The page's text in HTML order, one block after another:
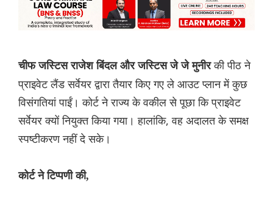
चीफ जस्टिस राजेश बिंदल और जस्टिस जे जे मुनीरकी पीठ ने
प्राइवेट लैंड सर्वेयर द्वारा तैयार किए गए ले आउट प्लान में कुछ
विसंगतियां पाईं। कोर्ट ने राज्य के वकील से पूछा कि प्राइवेट
सर्वेयर क्यों नियुक्त किया गया। हालांकि, वह अदालत के समक्ष
स्पष्टीकरण नहीं दे सके।
कोर्ट ने टिप्पणी की,